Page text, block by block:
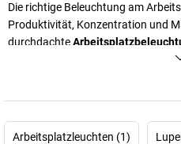
Die richtige Beleuchtung am
Produktivität, Konzentration und
durchdachte
Sehen, sondern kann auch
Arbeitsplatzleuchten (1)